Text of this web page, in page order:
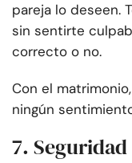
pareja lo deseen.
sin sentirte
correcto o no.
Con el
ningún
7.